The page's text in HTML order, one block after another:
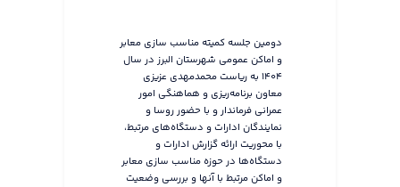
دومین جلسه کمیته مناسب سازی معابر
و اماکن عمومی شهرستان البرز در سال
۱۴۰۴ به ریاست محمدمهدی عزیزی
معاون برنامه‌ریزی و هماهنگی امور
عمرانی فرماندار و با حضور روسا و
نمایندگان ادارات و دستگاه‌های مرتبط،
با محوریت ارائه گزارش ادارات و
دستگاه‌ها در حوزه مناسب سازی معابر
و اماکن مرتبط با آنها و بررسی وضعیت